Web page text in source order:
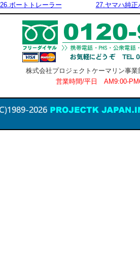
26.ボートトレーラー
27.ヤマハ純正
株式会社プロジェクトケーマリン事
営業時間/平日 AM9:00-